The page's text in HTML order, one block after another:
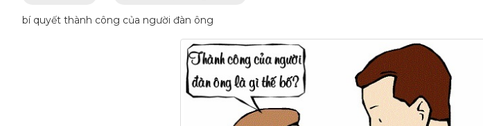
bí quyết thành công của người đàn ông